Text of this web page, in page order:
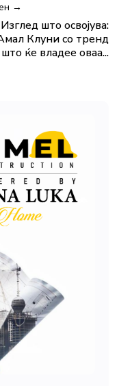
→
Изглед што освојува:
Клуни со тренд
што ќе владее оваа...